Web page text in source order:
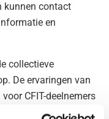
kunnen contact
en
collectieve
De ervaringen van
CFIT-deelnemers
ICT-sector